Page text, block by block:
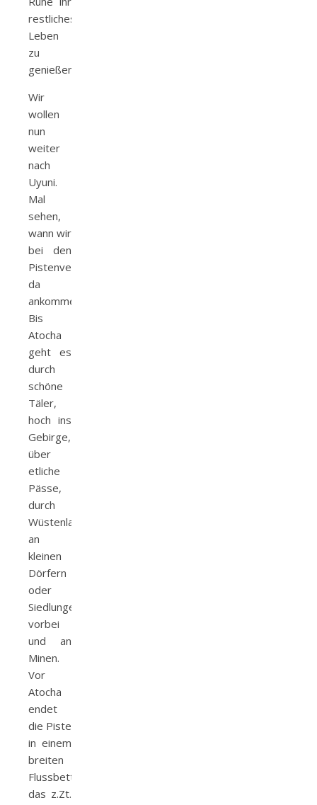
restliches
Leben
zu
genießen.
Wir
wollen
nun
weiter
nach
Uyuni.
Mal
sehen,
wann wir
bei den
Pistenverhältnissen
da
ankommen.
Bis
Atocha
geht es
durch
schöne
Täler,
hoch ins
Gebirge,
über
etliche
Pässe,
durch
Wüstenlandschaft,
an
kleinen
Dörfern
oder
Siedlungen
vorbei
und an
Minen.
Vor
Atocha
endet
die Piste
in einem
breiten
Flussbett,
das z.Zt.